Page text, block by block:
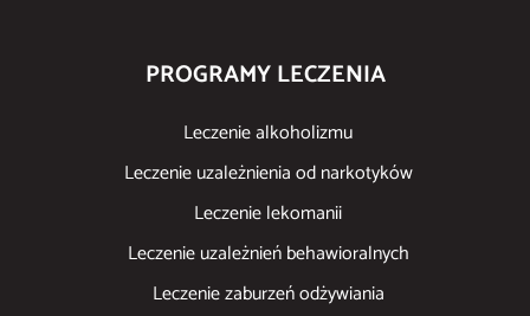
PROGRAMY LECZENIA
Leczenie alkoholizmu
Leczenie uzależnienia od narkotyków
Leczenie lekomanii
Leczenie uzależnień behawioralnych
Leczenie zaburzeń odżywiania